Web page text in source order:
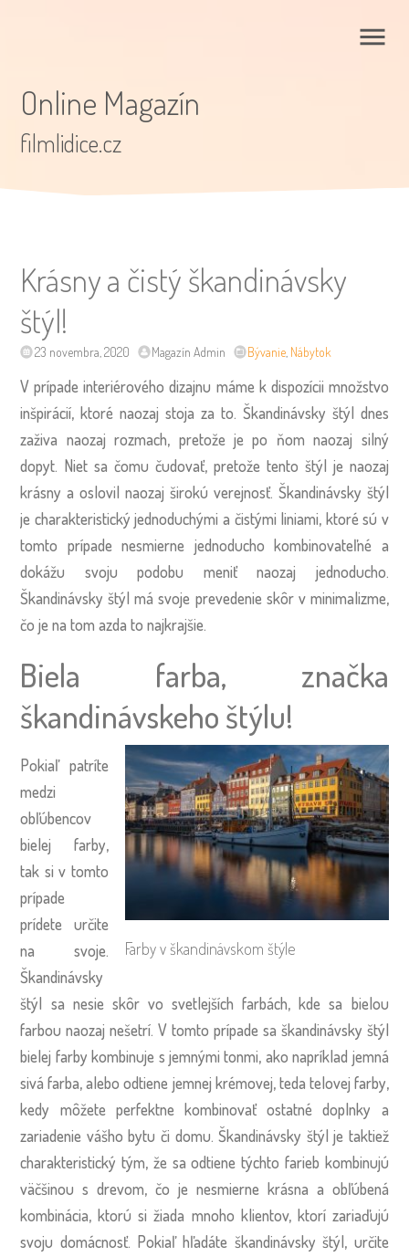
Online Magazín
filmlidice.cz
Krásny a čistý škandinávsky
štýl!
23 novembra, 2020 Magazín Admin Bývanie Nábytok
V prípade interiérového dizajnu máme k dispozícii množstvo
inšpirácií, ktoré naozaj stoja za to. Škandinávsky štýl dnes
zaživa naozaj rozmach, pretože je po ňom naozaj silný
dopyt. Niet sa čomu čudovať, pretože tento štýl je naozaj
krásny a oslovil naozaj širokú verejnosť. Škandinávsky štýl
je charakteristický jednoduchými a čistými liniami, ktoré sú v
tomto prípade nesmierne jednoducho kombinovateľné a
dokážu svoju podobu meniť naozaj jednoducho.
Škandinávsky štýl má svoje prevedenie skôr v minimalizme,
čo je na tom azda to najkrajšie.
Biela farba, značka
škandinávskeho štýlu!
Farby v škandinávskom štýle
Pokiaľ patríte
medzi
obľúbencov
bielej farby,
tak si v tomto
prípade
prídete určite
na svoje.
Škandinávsky
štýl sa nesie skôr vo svetlejších farbách, kde sa bielou
farbou naozaj nešetrí. V tomto prípade sa škandinávsky štýl
bielej farby kombinuje s jemnými tonmi, ako napríklad jemná
sivá farba, alebo odtiene jemnej krémovej, teda telovej farby,
kedy môžete perfektne kombinovať ostatné doplnky a
zariadenie vášho bytu či domu. Škandinávsky štýl je taktiež
charakteristický tým, že sa odtiene týchto farieb kombinujú
väčšinou s drevom, čo je nesmierne krásna a obľúbená
kombinácia, ktorú si žiada mnoho klientov, ktorí zariaďujú
svoju domácnosť. Pokiaľ hľadáte škandinávsky štýl, určite